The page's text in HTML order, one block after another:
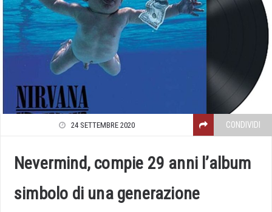
24 SETTEMBRE 2020 CONDIVIDI
Nevermind, compie 29 anni l’album
simbolo di una generazione